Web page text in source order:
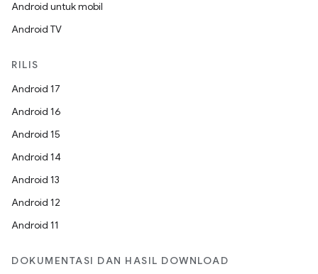
Android untuk mobil
Android TV
RILIS
Android 17
Android 16
Android 15
Android 14
Android 13
Android 12
Android 11
DOKUMENTASI DAN HASIL DOWNLOAD